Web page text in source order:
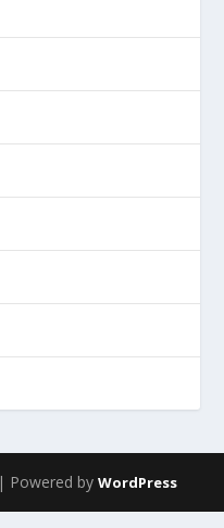
| Powered by WordPress